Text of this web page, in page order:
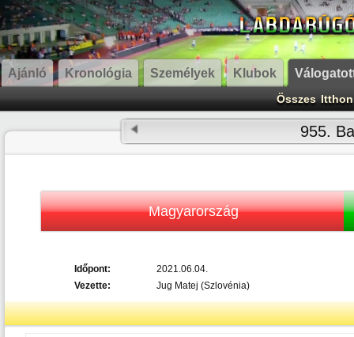
Ajánló Kronológia Személyek Klubok
Összes Itthon
955.
Magyarország
Időpont:
2021.06.04.
Vezette:
Jug Matej (Szlovénia)